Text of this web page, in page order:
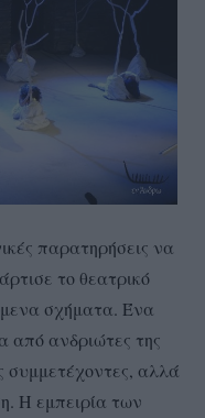
παρατηρήσεις να
το θεατρικό
σχήματα. Ένα
από ανδριώτες της
συμμετέχοντες, αλλά
Η εμπειρία των